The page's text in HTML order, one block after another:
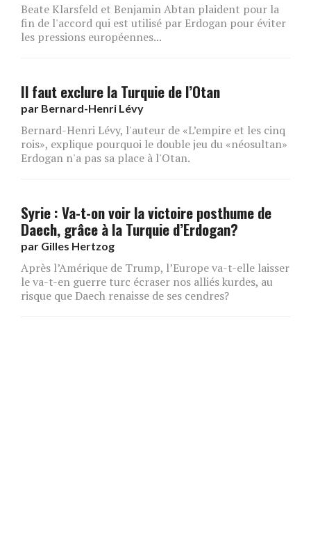
Beate Klarsfeld et Benjamin Abtan plaident pour la
fin de l'accord qui est utilisé par Erdogan pour éviter
les pressions européennes...
Il faut exclure la Turquie de l’Otan
par Bernard-Henri Lévy
Bernard-Henri Lévy, l'auteur de «L’empire et les cinq
rois», explique pourquoi le double jeu du «néosultan»
Erdogan n'a pas sa place à l'Otan.
Syrie : Va-t-on voir la victoire posthume de
Daech, grâce à la Turquie d’Erdogan?
par Gilles Hertzog
Après l’Amérique de Trump, l’Europe va-t-elle laisser
le va-t-en guerre turc écraser nos alliés kurdes, au
risque que Daech renaisse de ses cendres?